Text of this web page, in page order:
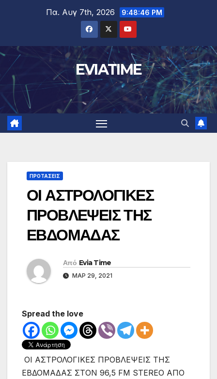
Πα. Αυγ 7th, 2026 9:48:47 PM
EVIATIME
ΠΡΟΤΑΣΕΙΣ
ΟΙ ΑΣΤΡΟΛΟΓΙΚΕΣ
ΠΡΟΒΛΕΨΕΙΣ ΤΗΣ
ΕΒΔΟΜΑΔΑΣ
Από Evia Time
ΜΑΡ 29, 2021
Spread the love
ΟΙ ΑΣΤΡΟΛΟΓΙΚΕΣ ΠΡΟΒΛΕΨΕΙΣ ΤΗΣ
ΕΒΔΟΜΑΔΑΣ ΣΤΟΝ 96,5 FM STEREO ΑΠΟ